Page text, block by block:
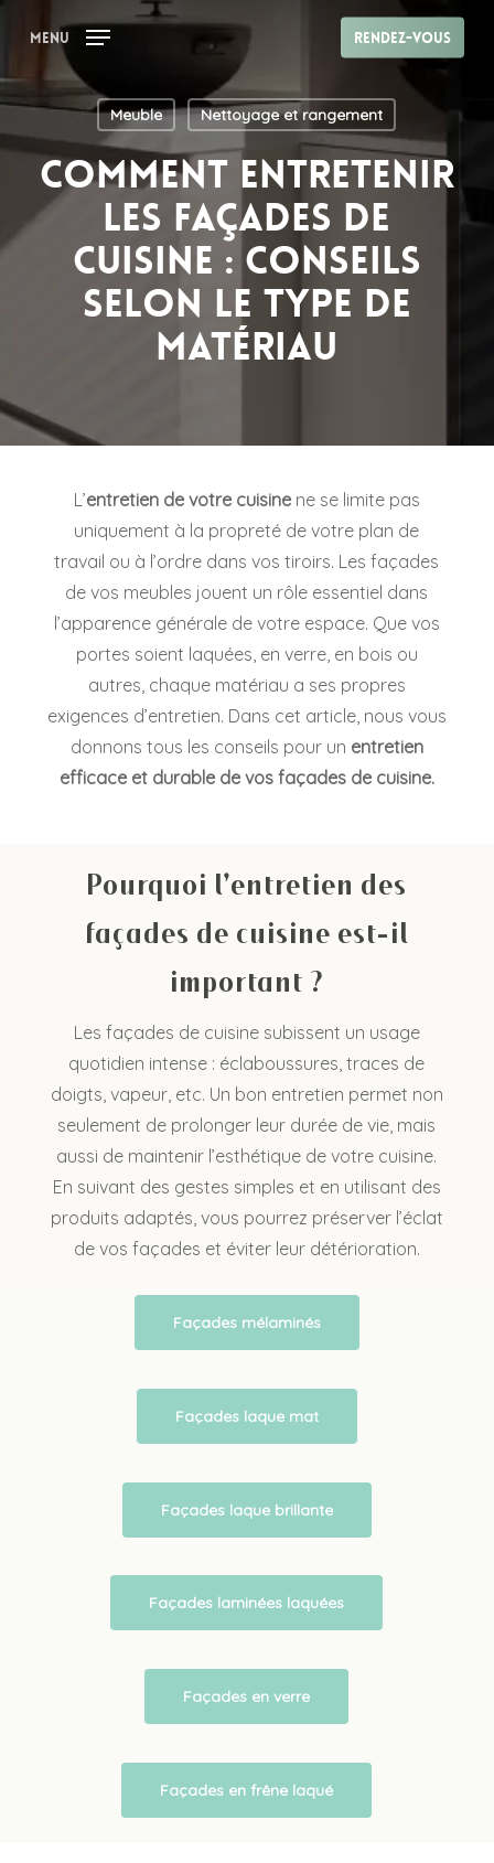
main
content
Rendez-vous
Menu
Meuble Nettoyage et rangement
Comment entretenir
les façades de
cuisine : conseils
selon le type de
matériau
L’entretien de votre cuisinene se limite pas
uniquement à la propreté de votre plan de
travail ou à l’ordre dans vos tiroirs. Les façades
de vos meubles jouent un rôle essentiel dans
l’apparence générale de votre espace. Que vos
portes soient laquées, en verre, en bois ou
autres, chaque matériau a ses propres
exigences d’entretien. Dans cet article, nous vous
donnons tous les conseils pour un entretien
efficace et durable de vos façades de cuisine.
Pourquoi l’entretien des
façades de cuisine est-il
important ?
Les façades de cuisine subissent un usage
quotidien intense : éclaboussures, traces de
doigts, vapeur, etc. Un bon entretien permet non
seulement de prolonger leur durée de vie, mais
aussi de maintenir l’esthétique de votre cuisine.
En suivant des gestes simples et en utilisant des
produits adaptés, vous pourrez préserver l’éclat
de vos façades et éviter leur détérioration.
Façades mélaminés
Façades laque mat
Façades laque brillante
Façades laminées laquées
Façades en verre
Façades en frêne laqué